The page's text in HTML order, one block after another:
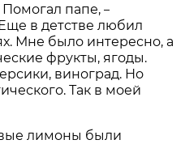
папе, –
в детстве любил
Мне было интересно, а
фрукты, ягоды.
виноград. Но
Так в моей
лимоны были